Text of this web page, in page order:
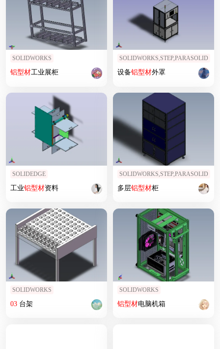
SOLIDWORKS
铝型材工业展柜
SOLIDWORKS,STEP,PARASOLID
设备铝型材外罩
SOLIDEDGE
工业铝型材资料
SOLIDWORKS,STEP,PARASOLID
多层铝型材柜
SOLIDWORKS
03台架
SOLIDWORKS
铝型材电脑机箱